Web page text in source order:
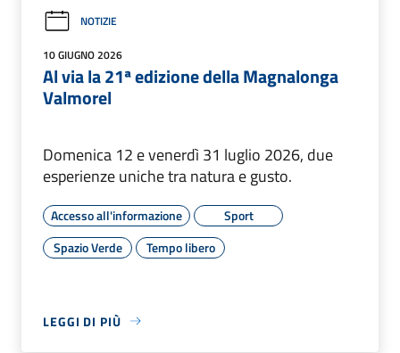
NOTIZIE
10 GIUGNO 2026
Al via la 21ª edizione della Magnalonga
Valmorel
Domenica 12 e venerdì 31 luglio 2026, due
esperienze uniche tra natura e gusto.
Accesso all'informazione
Sport
Spazio Verde
Tempo libero
LEGGI DI PIÙ